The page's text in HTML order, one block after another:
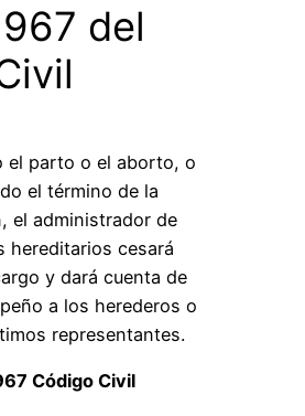
del
el parto o el aborto, o
el término de la
el administrador de
hereditarios cesará
y dará cuenta de
a los herederos o
representantes.
Código Civil